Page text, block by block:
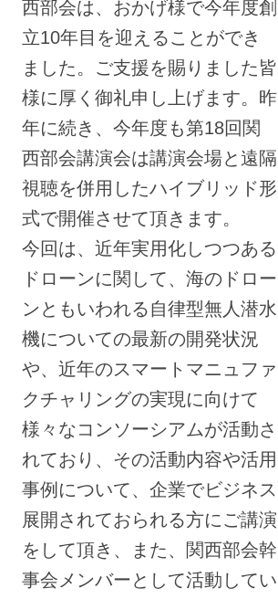
西部会は、おかげ様で今年度創
立10年目を迎えることができ
ました。ご支援を賜りました皆
様に厚く御礼申し上げます。昨
年に続き、今年度も第18回関
西部会講演会は講演会場と遠隔
視聴を併用したハイブリッド形
式で開催させて頂きます。
今回は、近年実用化しつつある
ドローンに関して、海のドロー
ンともいわれる自律型無人潜水
機についての最新の開発状況
や、近年のスマートマニュファ
クチャリングの実現に向けて
様々なコンソーシアムが活動さ
れており、その活動内容や活用
事例について、企業でビジネス
展開されておられる方にご講演
をして頂き、また、関西部会幹
事会メンバーとして活動してい